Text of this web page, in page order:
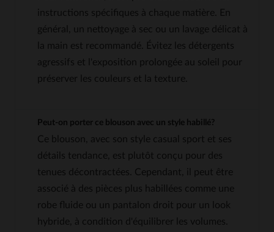
instructions spécifiques à chaque matière. En
général, un nettoyage à sec ou un lavage délicat à
la main est recommandé. Évitez les détergents
agressifs et l'exposition prolongée au soleil pour
préserver les couleurs et la texture.
Peut-on porter ce blouson avec un style habillé?
Ce blouson, avec son style casual sport et ses
détails tendance, est plutôt conçu pour des
tenues décontractées. Cependant, il peut être
associé à des pièces plus habillées comme une
robe fluide ou un pantalon droit pour un look
hybride, à condition d'équilibrer les volumes.